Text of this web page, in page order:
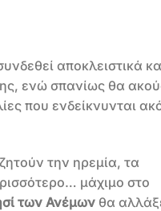
αποκλειστικά
ενώ σπανίως θα
που ενδείκνυνται
την ηρεμία, τα
μάχιμο στο
των Ανέμων θα